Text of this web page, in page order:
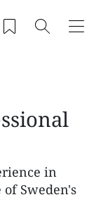
Zapisane produkty
Szukaj
in
Sweden's